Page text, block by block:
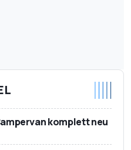
komplett neu